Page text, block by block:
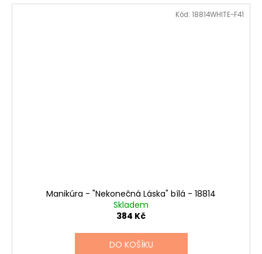
Manikúra - "Nekonečná Láska" bílá - 18814
Skladem
384 Kč
DO KOŠÍKU
Kód: 18814WHITE-F41